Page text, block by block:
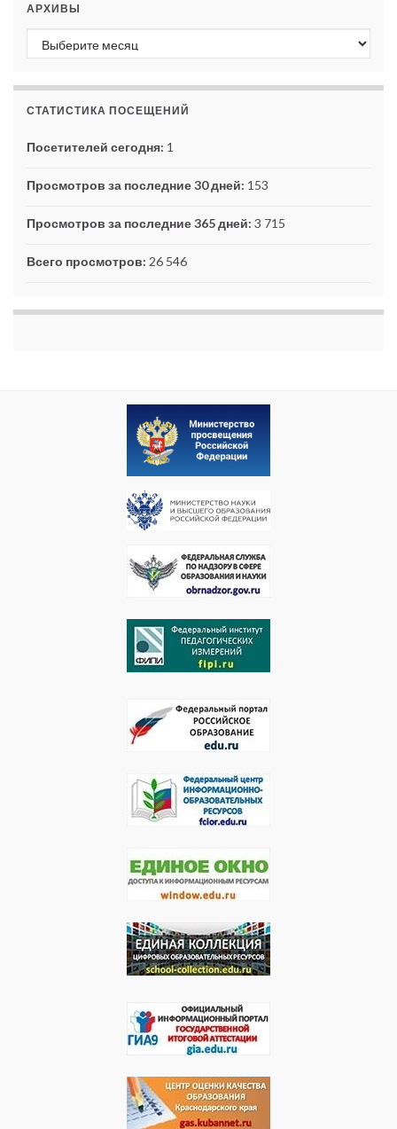
АРХИВЫ
Архивы
СТАТИСТИКА ПОСЕЩЕНИЙ
Посетителей сегодня: 1
Просмотров за последние 30 дней: 153
Просмотров за последние 365 дней: 3 715
Всего просмотров: 26 546